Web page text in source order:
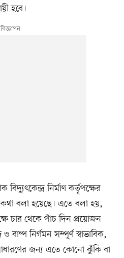
হবে।
নির্মাণ কর্তৃপক্ষের
বলা হয়েছে। এতে বলা হয়,
চার থেকে পাঁচ দিন প্রয়োজন
বাষ্প নির্গমন সম্পূর্ণ স্বাভাবিক,
জন্য এতে কোনো ঝুঁকি বা